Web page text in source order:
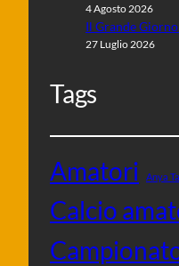
4 Agosto 2026
Il Grande
27 Luglio 2026
Tags
Amatori Anya
Calcio